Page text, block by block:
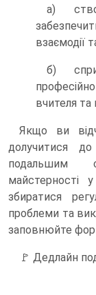
а)
взаємодії
б)
вчителя та
Якщо ви
долучитися
подальшим
майстерності
збиратися
проблеми та
заповнюйте
🚩 Дедлайн